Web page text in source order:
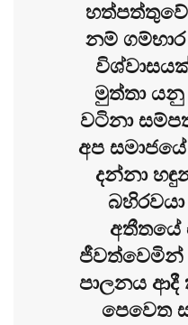
හත්පත්තුවේ
නම්
මුත්තා
වටිනා
අප
දන්නා
අතීතයේ
ජීවත්වෙමින්
පාලනය
පෙවෙත